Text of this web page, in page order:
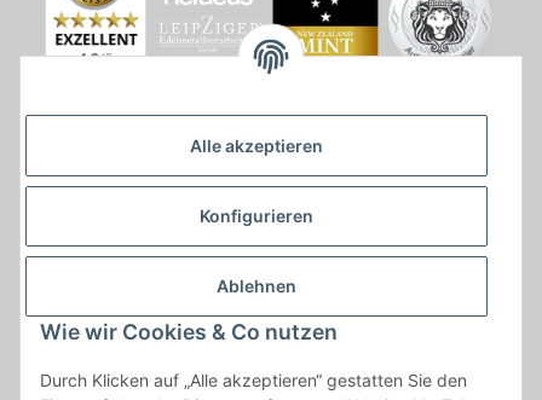
Alle akzeptieren
Konfigurieren
Ablehnen
Wie wir Cookies & Co nutzen
Durch Klicken auf „Alle akzeptieren“ gestatten Sie den
* * Lieferzeiten gelten ab Zahlungseingang und innerhalb